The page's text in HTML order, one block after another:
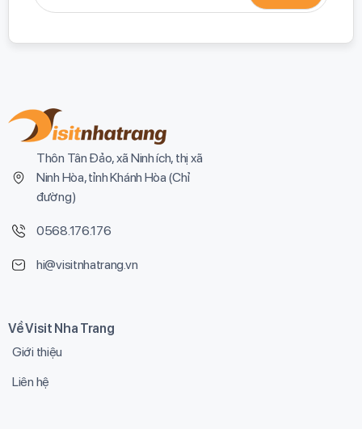
Thôn Tân Đảo, xã Ninh ích, thị xã
Ninh Hòa, tỉnh Khánh Hòa (Chỉ
đường)
0568.176.176
hi@visitnhatrang.vn
Về Visit Nha Trang
Giới thiệu
Liên hệ